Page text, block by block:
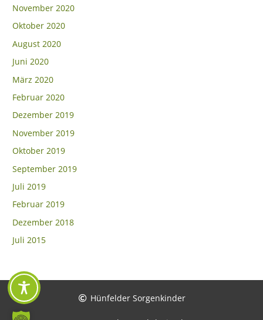
November 2020
Oktober 2020
August 2020
Juni 2020
März 2020
Februar 2020
Dezember 2019
November 2019
Oktober 2019
September 2019
Juli 2019
Februar 2019
Dezember 2018
Juli 2015
Hünfelder Sorgenkinder